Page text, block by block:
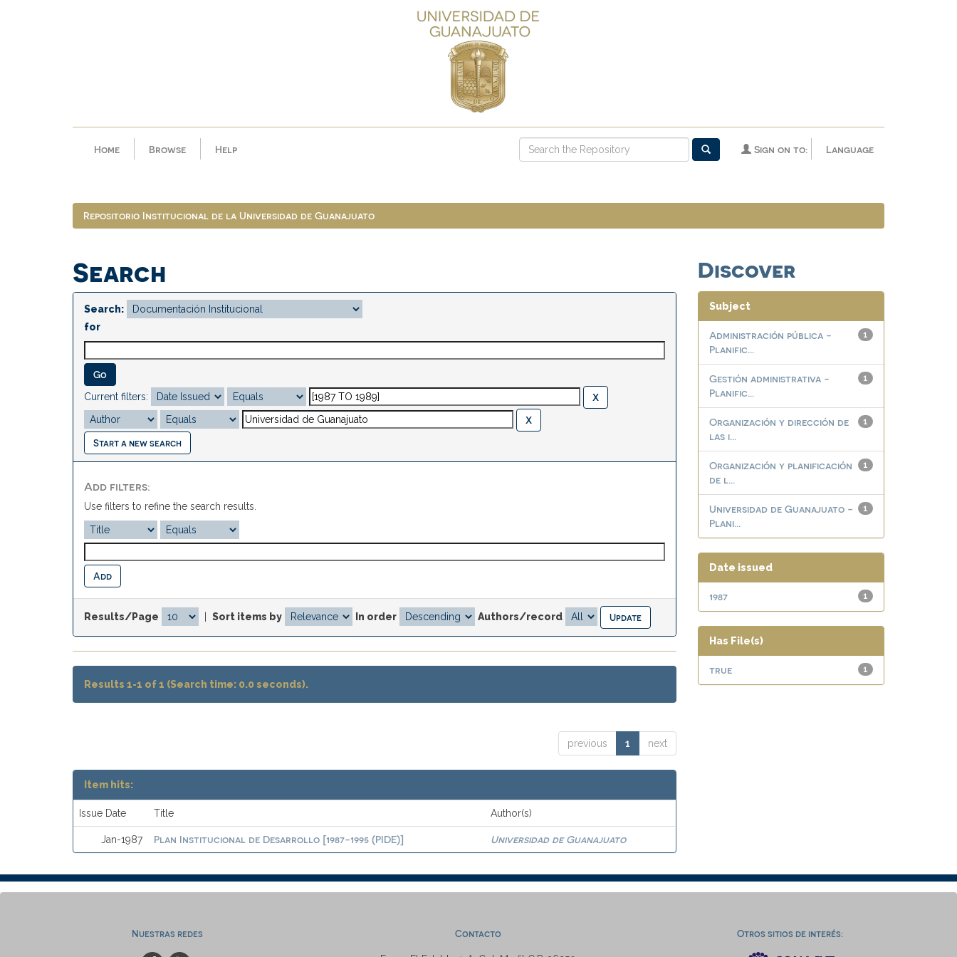
Home Browse Help Language
Sign on to:
Repositorio Institucional de la Universidad de Guanajuato
Search
Search:
for
Current filters:
Start a new search
Add filters:
Use filters to refine the search results.
Results/Page Sort items by In order Authors/record
Results 1-1 of 1 (Search time: 0.0 seconds).
previous 1 next
Item hits:
Issue Date Title Author(s)
Jan-1987 Plan Institucional de Desarrollo [1987-1995 (PIDE)] Universidad de Guanajuato
Discover
Subject
1
Administración pública -
Planific...
1
Gestión administrativa -
Planific...
1
Organización y dirección de
las i...
1
Organización y planificación
de l...
1
Universidad de Guanajuato -
Plani...
Date issued
1
1987
Has File(s)
1
true
Nuestras redes Contacto Otros sitios de interés: